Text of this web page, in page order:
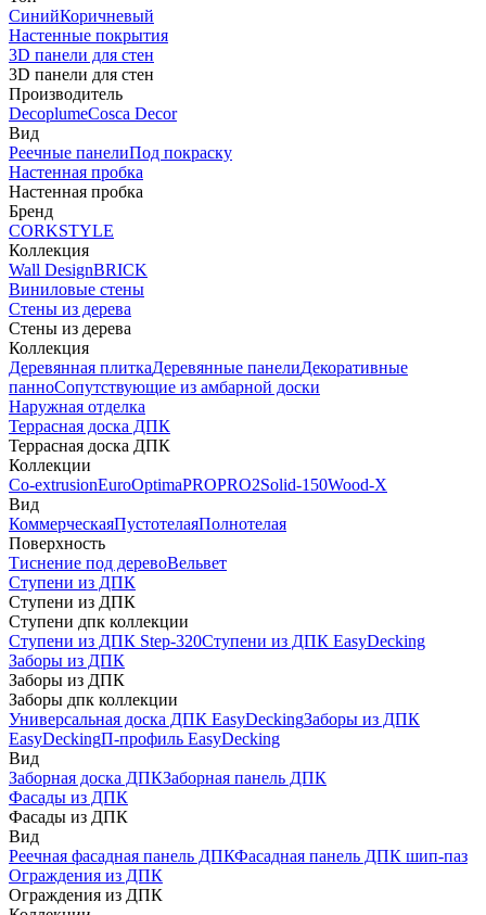
СинийКоричневый
Настенные покрытия
3D панели для стен
3D панели для стен
Производитель
DecoplumeCosca Decor
Вид
Реечные панелиПод покраску
Настенная пробка
Настенная пробка
Бренд
CORKSTYLE
Коллекция
Wall DesignBRICK
Виниловые стены
Стены из дерева
Стены из дерева
Коллекция
Деревянная плиткаДеревянные панелиДекоративные
панноСопутствующие из амбарной доски
Наружная отделка
Террасная доска ДПК
Террасная доска ДПК
Коллекции
Co-extrusionEuroOptimaPROPRO2Solid-150Wood-X
Вид
КоммерческаяПустотелаяПолнотелая
Поверхность
Тиснение под деревоВельвет
Ступени из ДПК
Ступени из ДПК
Ступени дпк коллекции
Ступени из ДПК Step-320Ступени из ДПК EasyDecking
Заборы из ДПК
Заборы из ДПК
Заборы дпк коллекции
Универсальная доска ДПК EasyDeckingЗаборы из ДПК
EasyDeckingП-профиль EasyDecking
Вид
Заборная доска ДПКЗаборная панель ДПК
Фасады из ДПК
Фасады из ДПК
Вид
Реечная фасадная панель ДПКФасадная панель ДПК шип-паз
Ограждения из ДПК
Ограждения из ДПК